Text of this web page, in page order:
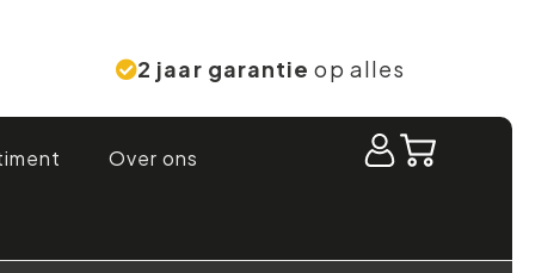
2 jaar garantie op alles
Over ons